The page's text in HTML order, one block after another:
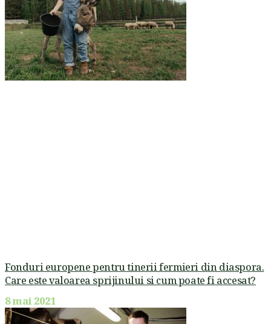
Fonduri europene pentru tinerii fermieri din diaspora.
Care este valoarea sprijinului si cum poate fi accesat?
8 mai 2021